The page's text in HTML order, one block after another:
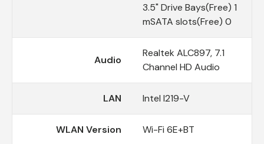
3.5" Drive Bays(Free) 1
mSATA slots(Free) 0
Audio
Realtek ALC897, 7.1
Channel HD Audio
LAN Intel I219-V
WLAN Version Wi-Fi 6E+BT